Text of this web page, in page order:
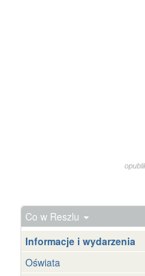
Co w Reszlu
Informacje i wydarzenia
Oświata